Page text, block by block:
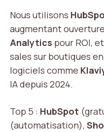
Nous utilisons
augmentant
Analytics pour ROI, et
sales sur boutiques
logiciels comme
IA depuis 2024.
Top 5 : HubSpot
(automatisation),